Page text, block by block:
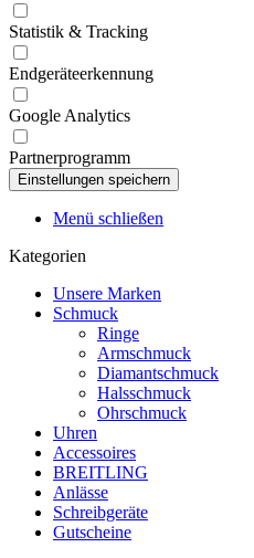
Statistik & Tracking
Endgeräteerkennung
Google Analytics
Partnerprogramm
Menü schließen
Kategorien
Unsere Marken
Schmuck
Ringe
Armschmuck
Diamantschmuck
Halsschmuck
Ohrschmuck
Uhren
Accessoires
BREITLING
Anlässe
Schreibgeräte
Gutscheine